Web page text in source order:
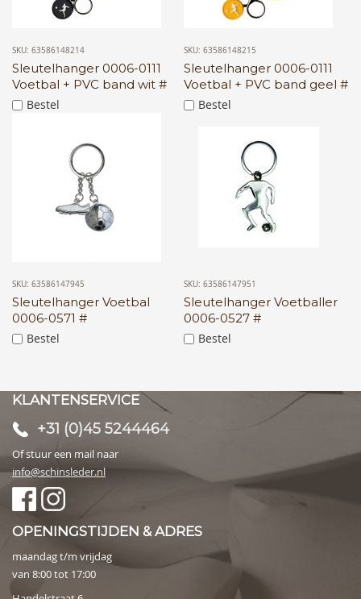
SKU: 63586148214
Sleutelhanger 0006-0111
Voetbal + PVC band wit #
Bestel
SKU: 63586148215
Sleutelhanger 0006-0111
Voetbal + PVC band geel #
Bestel
SKU: 63586147945
Sleutelhanger Voetbal
0006-0571 #
Bestel
SKU: 63586147951
Sleutelhanger Voetballer
0006-0527 #
Bestel
KLANTENSERVICE
+31 (0)45 5244464
Of stuur een mail naar
info@schinsleder.nl
OPENINGSTIJDEN & ADRES
maandag t/m vrijdag
van 8:00 tot 17:00